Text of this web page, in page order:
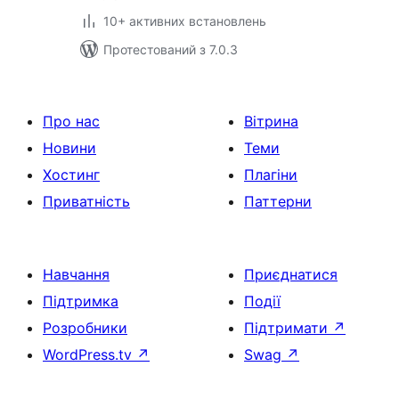
10+ активних встановлень
Протестований з 7.0.3
Про нас
Новини
Хостинг
Приватність
Вітрина
Теми
Плагіни
Паттерни
Навчання
Підтримка
Розробники
WordPress.tv ↗
Приєднатися
Події
Підтримати ↗
Swag ↗